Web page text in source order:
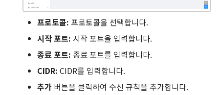
프로토콜: 프로토콜을 선택합니다.
시작 포트: 시작 포트을 입력합니다.
종료 포트: 종료 포트를 입력합니다.
CIDR: CIDR를 입력합니다.
추가 버튼을 클릭하여 수신 규칙을 추가합니다.